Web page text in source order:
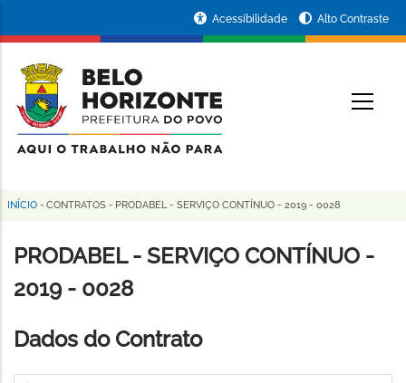
conteúdo
principal
da
Prefeitura
de
Horizonte
Acessibilidade Alto Contraste
Trilha
de
navegação
INÍCIO - CONTRATOS - PRODABEL - SERVIÇO CONTÍNUO - 2019 - 0028
PRODABEL - SERVIÇO CONTÍNUO -
2019 - 0028
Dados do Contrato